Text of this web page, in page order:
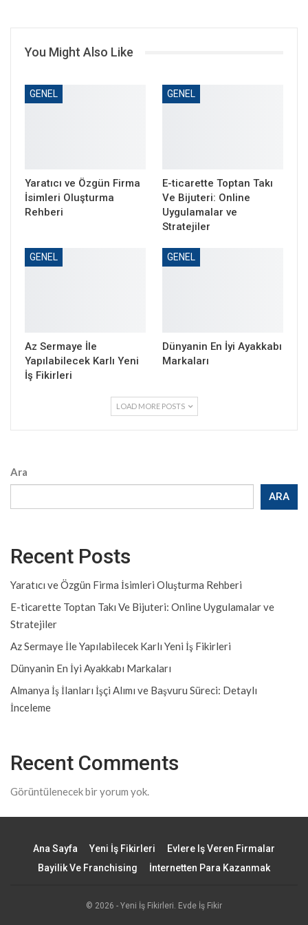
You Might Also Like
GENEL
Yaratıcı ve Özgün Firma
İsimleri Oluşturma
Rehberi
GENEL
E-ticarette Toptan Takı
Ve Bijuteri: Online
Uygulamalar ve
Stratejiler
GENEL
Az Sermaye İle
Yapılabilecek Karlı Yeni
İş Fikirleri
GENEL
Dünyanin En İyi Ayakkabı
Markaları
LOAD MORE POSTS
Ara
ARA
Recent Posts
Yaratıcı ve Özgün Firma İsimleri Oluşturma Rehberi
E-ticarette Toptan Takı Ve Bijuteri: Online Uygulamalar ve
Stratejiler
Az Sermaye İle Yapılabilecek Karlı Yeni İş Fikirleri
Dünyanin En İyi Ayakkabı Markaları
Almanya İş İlanları İşçi Alımı ve Başvuru Süreci: Detaylı
İnceleme
Recent Comments
Görüntülenecek bir yorum yok.
Ana Sayfa Yeni İş Fikirleri
Evlere Iş Veren Firmalar
Bayilik Ve Franchising
İnternetten Para Kazanmak
© 2026 - Yeni İş Fikirleri. Evde İş Fikir